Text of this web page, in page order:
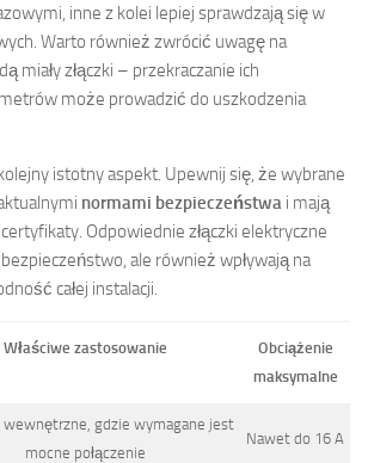
inne z kolei lepiej sprawdzają się w
Warto również zwrócić uwagę na
miały złączki – przekraczanie ich
może prowadzić do uszkodzenia
istotny aspekt. Upewnij się, że wybrane
normami bezpieczeństwa i mają
Odpowiednie złączki elektryczne
ale również wpływają na
całej instalacji.
Właściwe zastosowanie
Obciążenie
maksymalne
wewnętrzne, gdzie wymagane jest
mocne połączenie
Nawet do 16 A